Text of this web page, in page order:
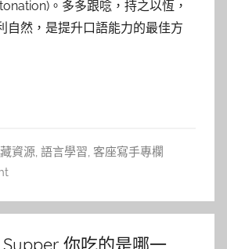
。多多跟唸，持之以恆，
自然，是提升口語能力的最佳方
資源, 語言學習, 客座寫手專欄
你吃的是哪一